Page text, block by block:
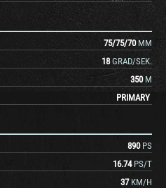
75/75/70 MM
18 GRAD/SEK.
350 M
PRIMARY
890 PS
16.74 PS/T
37 KM/H